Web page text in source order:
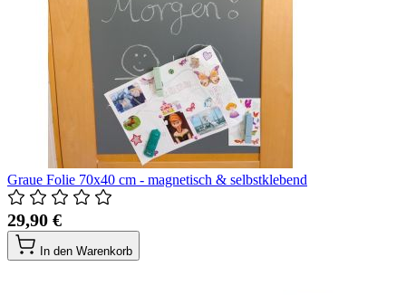
Graue Folie 70x40 cm - magnetisch & selbstklebend
29,90 €
In den Warenkorb